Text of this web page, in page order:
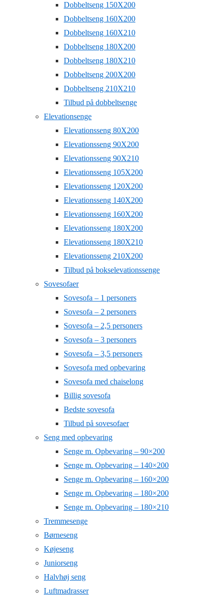
Dobbeltseng 150X200
Dobbeltseng 160X200
Dobbeltseng 160X210
Dobbeltseng 180X200
Dobbeltseng 180X210
Dobbeltseng 200X200
Dobbeltseng 210X210
Tilbud på dobbeltsenge
Elevationsenge
Elevationsseng 80X200
Elevationsseng 90X200
Elevationsseng 90X210
Elevationsseng 105X200
Elevationsseng 120X200
Elevationsseng 140X200
Elevationsseng 160X200
Elevationsseng 180X200
Elevationsseng 180X210
Elevationsseng 210X200
Tilbud på bokselevationssenge
Sovesofaer
Sovesofa – 1 personers
Sovesofa – 2 personers
Sovesofa – 2,5 personers
Sovesofa – 3 personers
Sovesofa – 3,5 personers
Sovesofa med opbevaring
Sovesofa med chaiselong
Billig sovesofa
Bedste sovesofa
Tilbud på sovesofaer
Seng med opbevaring
Senge m. Opbevaring – 90×200
Senge m. Opbevaring – 140×200
Senge m. Opbevaring – 160×200
Senge m. Opbevaring – 180×200
Senge m. Opbevaring – 180×210
Tremmesenge
Børneseng
Køjeseng
Juniorseng
Halvhøj seng
Luftmadrasser